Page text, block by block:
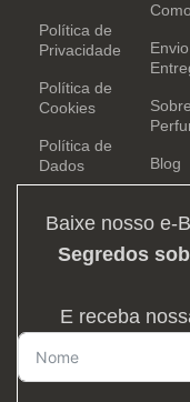
Política de
Privacidade
Política de
Cookies
Política de
Dados
Blog
Baixe nosso e-
Segredos
E receba